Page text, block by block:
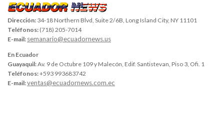
Dirección: 34-18 Northern Blvd, Suite 2/6B, Long Island City, NY 11101
Teléfonos: (718) 205-7014
E-mail: semanario@ecuadornews.us
En Ecuador
Guayaquil:Av. 9 de Octubre 109 y Malecón, Edif. Santistevan, Piso 3, Ofi. 1
Teléfonos:+593 993683742
E-mail:ventas@ecuadornews.com.ec